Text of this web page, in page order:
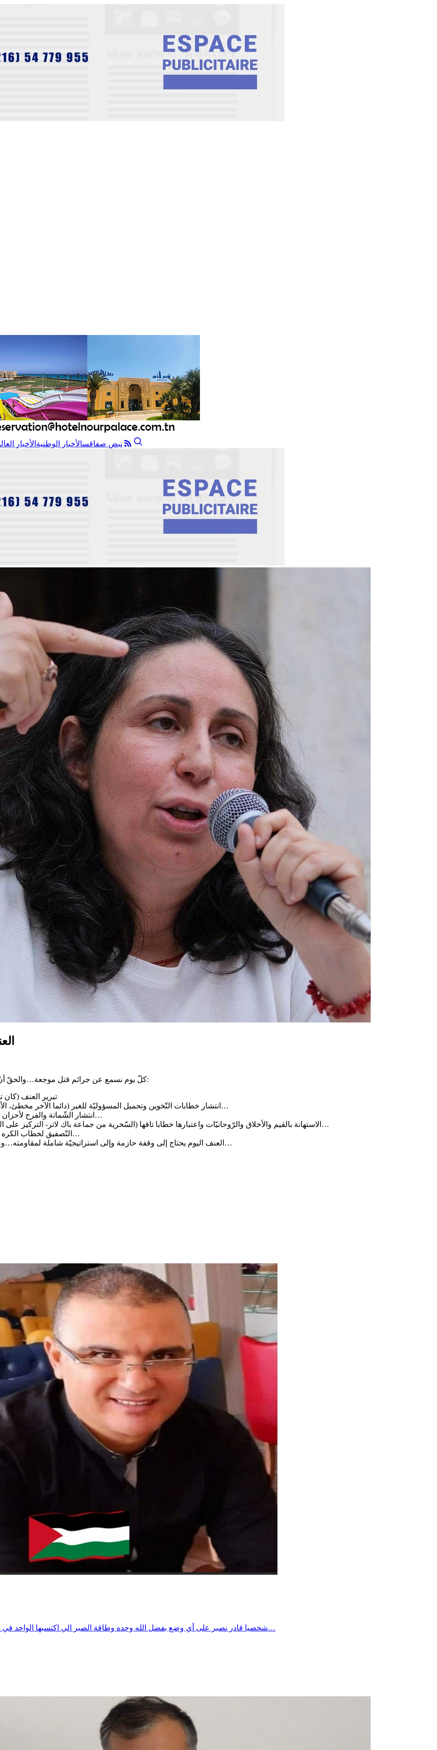
نبض صفاقسالأخبار الوطنية الأخبار
كلّ يوم نسمع عن جرائم قتل موجعة…والحقّ أنّ لانتشار العنف في البلاد أسباب كثيرة أهمّها التّطبيع معه ومن وجوهه:
تبرير العنف
انتشار خطابات التّخوين وتحميل المسؤوليّة للغير (دائما الآخر مخطئ، الأستاذ، القاضي، العامل، الطبيب إلخ)…وأنا لا أتحمّل أيّ مسؤوليّة…
انتشار الشّماتة والفرح لأحزان الآخرين (يستاهل، اللي عمل يخلّص، كان ما عمل شيء توّ يروّح)…
الاستهانة بالقيم والأخلاق والرّوحانيّات واعتبارها خطابا تافها (السّخرية من جماعة باك لاتر- التركيز على التكنولوجيا دون سواها- اعتبار الإنسانيّات مجالات من درجة ثانية)…
التّصفيق لخطاب الكره (ضدّ المعارضين والمهاجرين غير الشّرعيّين و”النّخب” وسواهم)…
العنف اليوم يحتاج إلى وقفة حازمة وإلى استراتيجيّة شاملة لمقاومته…وعلى الأقلّ نحاول أن ننهى أنفسنا عن العنف بأنواعه قدر الإمكان…
شخصيا قادر نصبر على أي وضع بفضل الله وحده وطاقة الصبر الي اكتسبها الواحد في حياته لكن هناك الكثير من المرضى وكبار السن والأطفال لا طاقة لهم…